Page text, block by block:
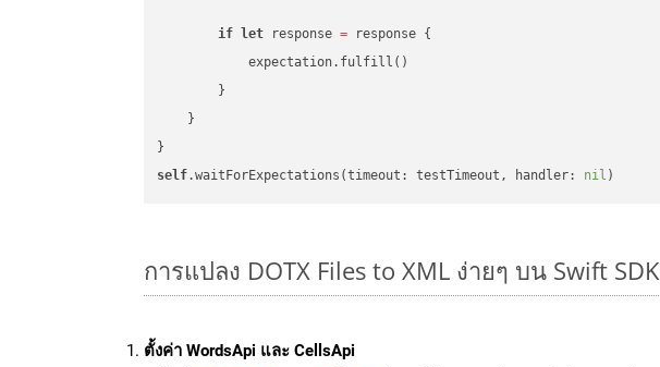
if let response = response {
            expectation.fulfill()
        }
    }
self.waitForExpectations(timeout: testTimeout, handler: nil
การแปลง DOTX Files to XML ง่ายๆ บน Swift SDK
ตั้งค่า WordsApi และ CellsApi